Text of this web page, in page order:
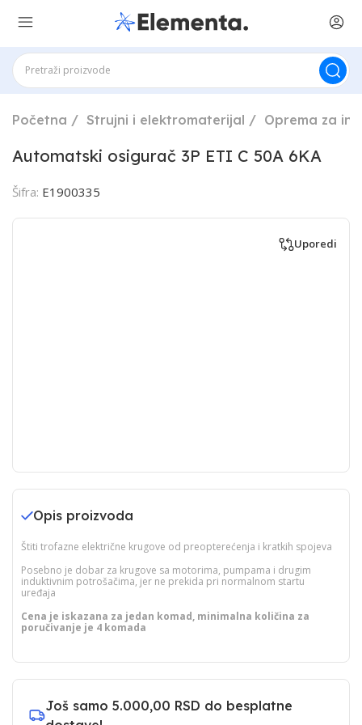
Početna Strujni i elektromaterijal Oprema za
Automatski osigurač 3P ETI C 50A 6KA
Šifra: E1900335
Uporedi
Opis proizvoda
Štiti trofazne električne krugove od preopterećenja i kratkih spojeva
Posebno je dobar za krugove sa motorima, pumpama i drugim
induktivnim potrošačima, jer ne prekida pri normalnom startu
uređaja
Cena je iskazana za jedan komad, minimalna količina za
poručivanje je 4 komada
Još samo 5.000,00 RSD do besplatne